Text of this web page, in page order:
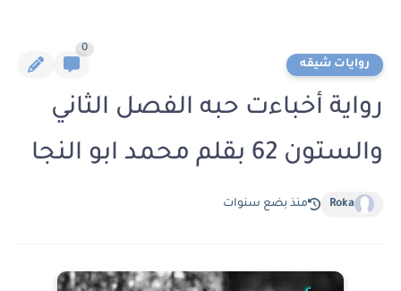
روايات شيقه
0
رواية أخباءت حبه الفصل الثاني
والستون 62 بقلم محمد ابو النجا
Roka منذ بضع سنوات